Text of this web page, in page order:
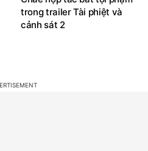
trong trailer Tài phiệt và
cảnh sát 2